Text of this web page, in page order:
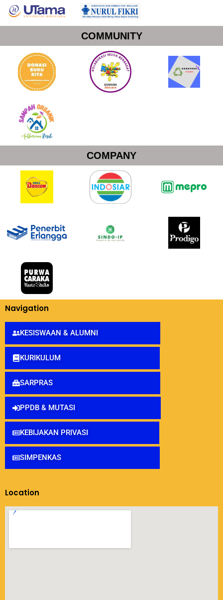
COMMUNITY
COMPANY
Navigation
KESISWAAN & ALUMNI
KURIKULUM
SARPRAS
PPDB & MUTASI
KEBIJAKAN PRIVASI
SIMPENKAS
Location